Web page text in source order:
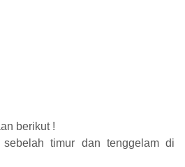
berikut !
timur dan tenggelam di